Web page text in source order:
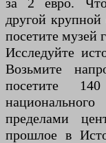
другой
посетите музей
Исследуйте
Возьмите
посетите
пределами
прошлое в